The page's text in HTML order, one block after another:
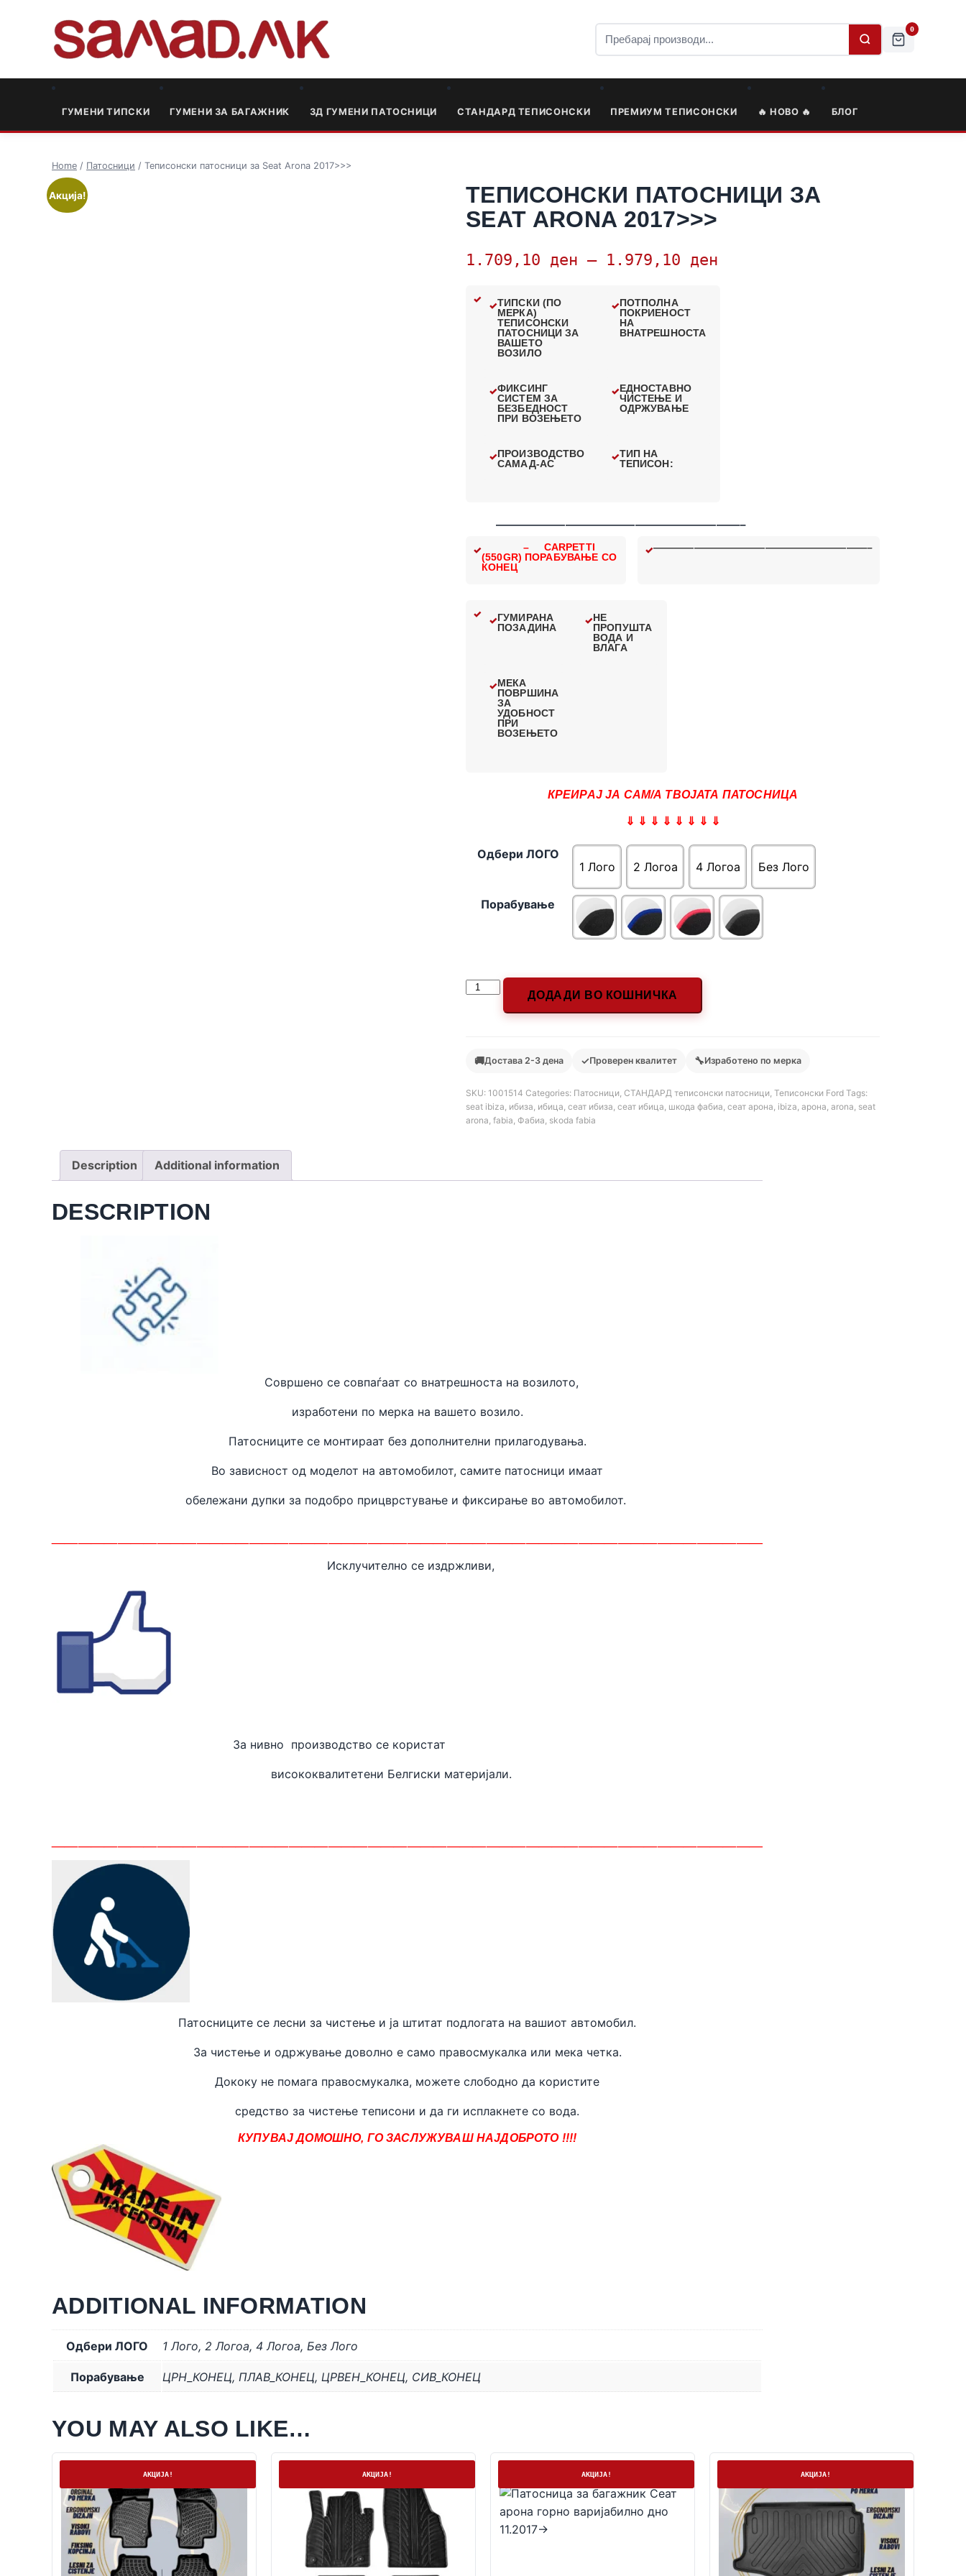
0
ГУМЕНИ ТИПСКИ ГУМЕНИ ЗА БАГАЖНИК 3Д ГУМЕНИ ПАТОСНИЦИ СТАНДАРД ТЕПИСОНСКИ ПРЕМИУМ ТЕПИСОНСКИ 🔥 НОВО 🔥 БЛОГ
Home / Патосници / Теписонски патосници за Seat Arona 2017>>>
Акција!
ТЕПИСОНСКИ ПАТОСНИЦИ ЗА
SEAT ARONA 2017>>>
1.709,10 ден – 1.979,10 ден
ТИПСКИ (ПО
МЕРКА)
ТЕПИСОНСКИ
ПАТОСНИЦИ ЗА
ВАШЕТО
ВОЗИЛО
ПОТПОЛНА
ПОКРИЕНОСТ
НА
ВНАТРЕШНОСТА
ФИКСИНГ
СИСТЕМ ЗА
БЕЗБЕДНОСТ
ПРИ ВОЗЕЊЕТО
ЕДНОСТАВНО
ЧИСТЕЊЕ И
ОДРЖУВАЊЕ
ПРОИЗВОДСТВО
САМАД-АС
ТИП НА
ТЕПИСОН:
—————————————————————–
– CARPETTI
(550GR) ПОРАБУВАЊЕ СО
КОНЕЦ
—————————————————————–
ГУМИРАНА
ПОЗАДИНА
НЕ
ПРОПУШТА
ВОДА И
ВЛАГА
МЕКА
ПОВРШИНА
ЗА
УДОБНОСТ
ПРИ
ВОЗЕЊЕТО
КРЕИРАЈ ЈА САМ/А ТВОЈАТА ПАТОСНИЦА
⇓ ⇓ ⇓ ⇓ ⇓ ⇓ ⇓ ⇓
Одбери ЛОГО
1 Лого
2 Логоa 4 Логоa Без Лого
Порабување
ДОДАДИ ВО КОШНИЧКА
🚚Достава 2-3 дена ✓Проверен квалитет 🔧Изработено по мерка
SKU: 1001514 Categories: Патосници СТАНДАРД теписонски патосници Теписонски Ford Tags:
seat ibiza ибиза ибица сеат ибиза сеат ибица шкода фабиа сеат арона ibiza арона arona seat
arona fabia Фабиа skoda fabia
Description Additional information
DESCRIPTION
Совршено се совпаѓаатсо внатрешноста на возилото,
изработени по мерка на вашето возило.
Патосниците се монтираат без дополнителни прилагодувања.
Во зависност од моделот на автомобилот, самите патосници имаат
обележани дупки за подобро прицврстување и фиксирање во автомобилот.
Исклучително се издржливи,
За нивно производство се користат
висококвалитетени Белгиски материјали.
Патосниците се лесни за чистење и ја штитат подлогата на вашиот автомобил.
За чистење и одржување доволно е само правосмукалка или мека четка.
Дококу не помага правосмукалка, можете слободно да користите
средство за чистење теписони и да ги исплакнете со вода.
КУПУВАЈ ДОМОШНО, ГО ЗАСЛУЖУВАШ НАЈДОБРОТО !!!!
ADDITIONAL INFORMATION
Одбери ЛОГО 1 Лого, 2 Логоa, 4 Логоa, Без Лого
Порабување ЦРН_КОНЕЦ, ПЛАВ_КОНЕЦ, ЦРВЕН_КОНЕЦ, СИВ_КОНЕЦ
YOU MAY ALSO LIKE…
АКЦИЈА! АКЦИЈА! АКЦИЈА! АКЦИЈА!